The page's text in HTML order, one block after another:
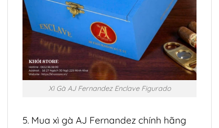
Xì Gà AJ Fernandez Enclave Figurado
5. Mua xì gà AJ Fernandez chính hãng